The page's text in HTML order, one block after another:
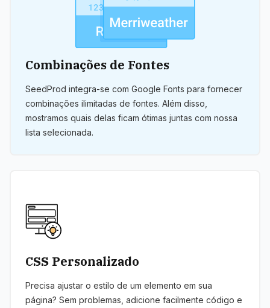
Combinações de Fontes
SeedProd integra-se com Google Fonts para fornecer
combinações ilimitadas de fontes. Além disso,
mostramos quais delas ficam ótimas juntas com nossa
lista selecionada.
CSS Personalizado
Precisa ajustar o estilo de um elemento em sua
página? Sem problemas, adicione facilmente código e